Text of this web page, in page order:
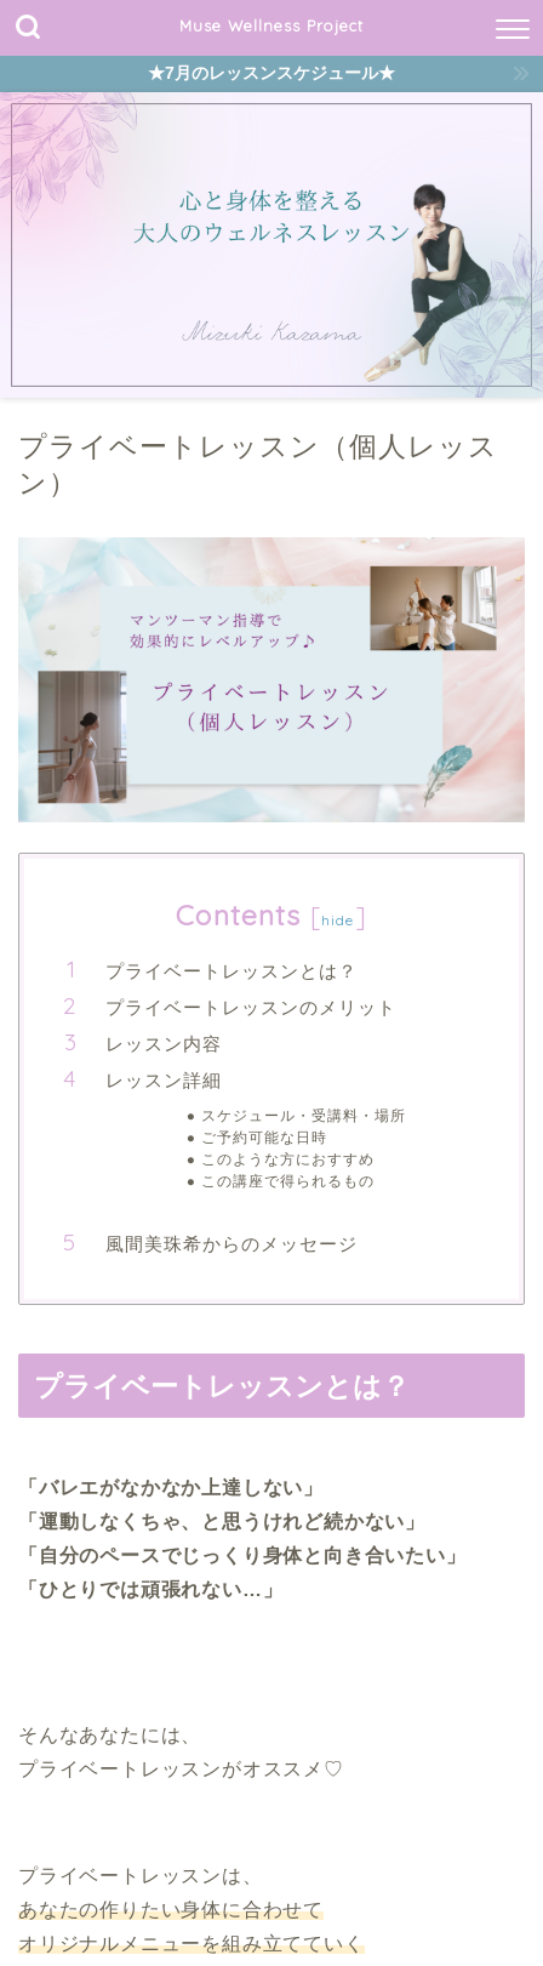
Muse Wellness Project
★7月のレッスンスケジュール★
プライベートレッスン（個人レッス
ン）
Contents [hide ]
プライベートレッスンとは？
プライベートレッスンのメリット
レッスン内容
レッスン詳細
スケジュール・受講料・場所
ご予約可能な日時
このような方におすすめ
この講座で得られるもの
風間美珠希からのメッセージ
プライベートレッスンとは？
「バレエがなかなか上達しない」
「運動しなくちゃ、と思うけれど続かない」
「自分のペースでじっくり身体と向き合いたい」
「ひとりでは頑張れない…」
そんなあなたには、
プライベートレッスンがオススメ♡
プライベートレッスンは、
あなたの作りたい身体に合わせて
オリジナルメニューを組み立てていく